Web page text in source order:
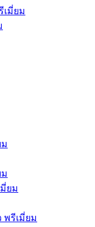
เมี่ยม
ยม
พรีเมี่ยม